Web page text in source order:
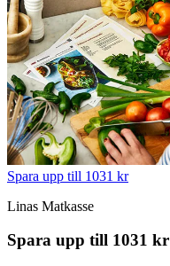
Spara upp till 1031 kr
Linas Matkasse
Spara upp till 1031 kr